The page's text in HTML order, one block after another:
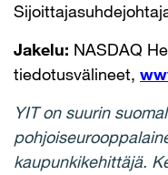
Jakelu: NASDAQ
tiedotusvälineet,
YIT on suurin
kaupunkikehittäjä.